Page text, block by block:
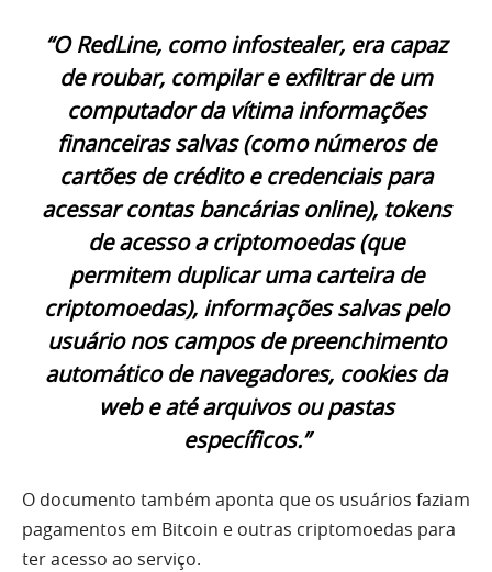
“O RedLine, como infostealer, era capaz
de roubar, compilar e exfiltrar de um
computador da vítima informações
financeiras salvas (como números de
cartões de crédito e credenciais para
acessar contas bancárias online), tokens
de acesso a criptomoedas (que
permitem duplicar uma carteira de
criptomoedas), informações salvas pelo
usuário nos campos de preenchimento
automático de navegadores, cookies da
web e até arquivos ou pastas
específicos.”
O documento também aponta que os usuários faziam
pagamentos em Bitcoin e outras criptomoedas para
ter acesso ao serviço.